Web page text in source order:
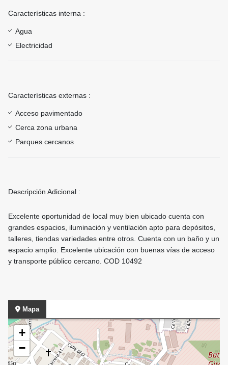
Características interna :
Agua
Electricidad
Características externas :
Acceso pavimentado
Cerca zona urbana
Parques cercanos
Descripción Adicional :
Excelente oportunidad de local muy bien ubicado cuenta con
grandes espacios, iluminación y ventilación apto para depósitos,
talleres, tiendas variedades entre otros. Cuenta con un baño y un
espacio amplio. Excelente ubicación con buenas vías de acceso
y transporte público cercano. COD 10492
Mapa
+
−